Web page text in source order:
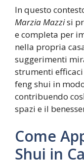
In questo
Marzia Mazzisi
e completa per
nella propria
suggerimenti
strumenti
feng shui in
contribuendo
spazi e il
Come
Shui in